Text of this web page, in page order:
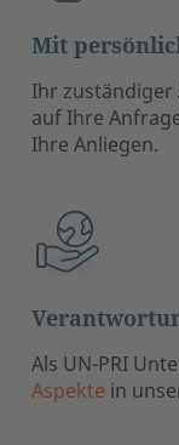
Mit
Ihr
auf Ihre
Ihre Anliegen.
Als UN-PRI
Aspekte in